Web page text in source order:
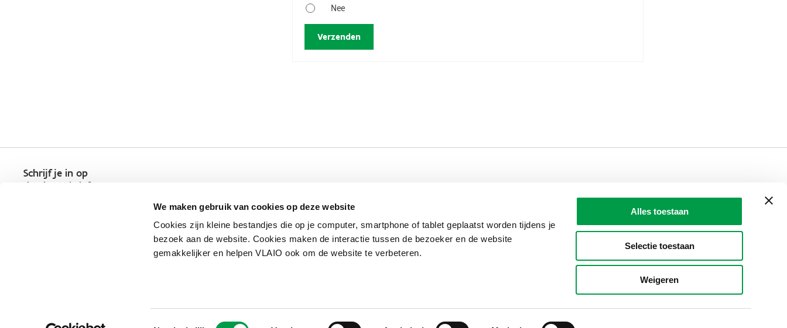
We maken gebruik van cookies op deze website
Cookies zijn kleine bestandjes die op je computer, smartphone of tablet geplaatst worden tijdens je
bezoek aan de website. Cookies maken de interactie tussen de bezoeker en de website
gemakkelijker en helpen VLAIO ook om de website te verbeteren.
Toestemmingsselectie
Alles toestaan
Selectie toestaan
Weigeren
Nee
Schrijf je in op
de nieuwsbrief
Communicatieverplichtingen & logo'sKlachten, meldingen & fraudebestrijding
uitgegeven door VLAIO